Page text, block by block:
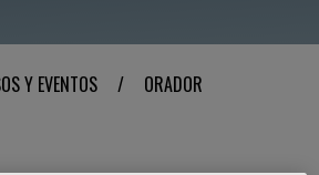
Y EVENTOS / ORADOR